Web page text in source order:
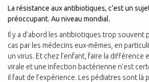
La résistance aux antibiotiques, c’est un
préoccupant. Au niveau mondial.
Il y a d’abord les antibiotiques trop souvent
cas par les médecins eux-mêmes, en
un virus. Et chez l’enfant, faire la différence
virale et une infection bactérienne n’est
il faut de l’expérience. Les pédiatres sont là